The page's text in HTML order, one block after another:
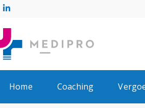
Home Coaching